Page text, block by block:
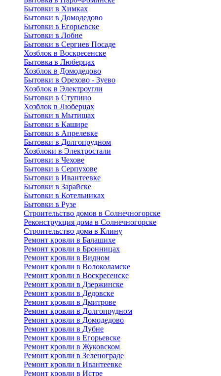
Бытовки в Химках
Бытовки в Домодедово
Бытовки в Егорьевске
Бытовки в Лобне
Бытовки в Сергиев Посаде
Хозблок в Воскресенске
Бытовка в Люберцах
Хозблок в Домодедово
Бытовки в Орехово - Зуево
Хозблок в Электроугли
Бытовки в Ступино
Хозблок в Люберцах
Бытовки в Мытищах
Бытовки в Кашире
Бытовки в Апрелевке
Бытовки в Долгопрудном
Хозблоки в Электростали
Бытовки в Чехове
Бытовки в Серпухове
Бытовки в Ивантеевке
Бытовки в Зарайске
Бытовки в Котельниках
Бытовки в Рузе
Строительство домов в Солнечногорске
Реконструкция дома в Солнечногорске
Строительство дома в Клину
Ремонт кровли в Балашихе
Ремонт кровли в Бронницах
Ремонт кровли в Видном
Ремонт кровли в Волоколамске
Ремонт кровли в Воскресенске
Ремонт кровли в Дзержинске
Ремонт кровли в Дедовске
Ремонт кровли в Дмитрове
Ремонт кровли в Долгопрудном
Ремонт кровли в Домодедово
Ремонт кровли в Дубне
Ремонт кровли в Егорьевске
Ремонт кровли в Жуковском
Ремонт кровли в Зеленограде
Ремонт кровли в Ивантеевке
Ремонт кровли в Истре